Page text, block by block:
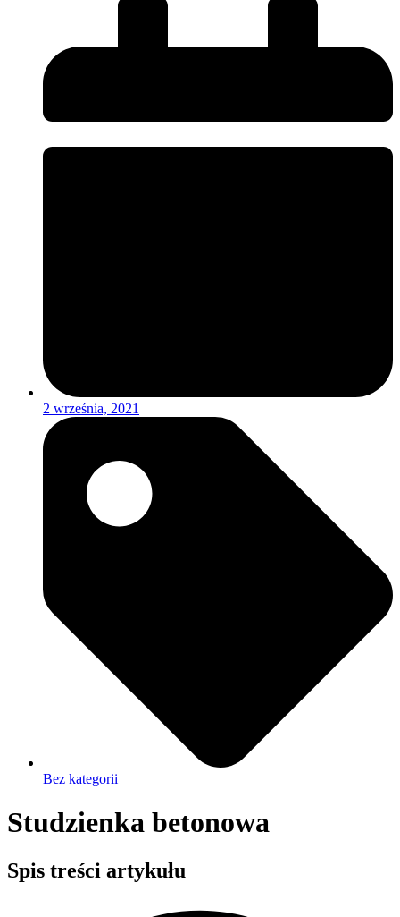
2 września, 2021
Bez kategorii
Studzienka betonowa
Spis treści artykułu